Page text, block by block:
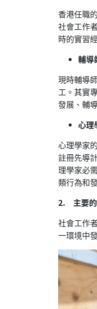
香港任職
社會工作
時的實習
輔導
現時輔導
工。其實
發展、輔
心理
心理學家
註冊先導
理學家必
類行為和
2. 主要的
社會工作
一環境中